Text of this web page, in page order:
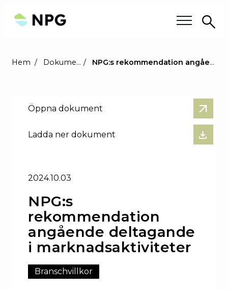
Våra frågor
Medlemskap
Om oss
Hem Dokument NPG:s rekommendation angående deltagande i marknadsaktiviteter
Öppna dokument
Ladda ner dokument
2024.10.03
NPG:s
rekommendation
angående deltagande
i marknadsaktiviteter
Branschvillkor